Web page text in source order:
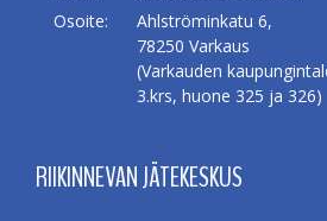
Osoite:
Ahlströminkatu 6,
78250 Varkaus
(Varkauden
3.krs, huone 325 ja 326)
RIIKINNEVAN JÄTEKESKUS